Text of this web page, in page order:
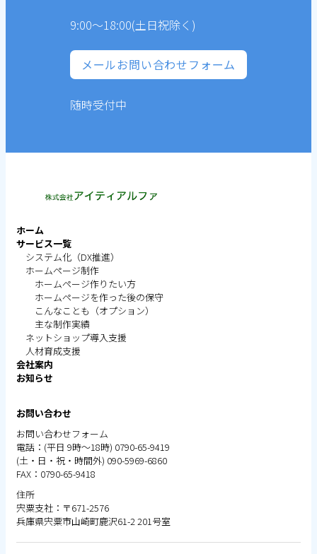
9:00～18:00(土日祝除く)
メールお問い合わせフォーム
随時受付中
ホーム
サービス一覧
システム化（DX推進）
ホームページ制作
ホームページ作りたい方
ホームページを作った後の保守
こんなことも（オプション）
主な制作実績
ネットショップ導入支援
人材育成支援
会社案内
お知らせ
お問い合わせ
お問い合わせフ ォーム
電話：(平日 9時～18時) 0790-65-9419
(土・日・祝・時間外) 090-5969-6860
FAX：0790-65-9418
住所
宍粟支社：〒671-2576
兵庫県宍粟市山崎町鹿沢61-2 201号室